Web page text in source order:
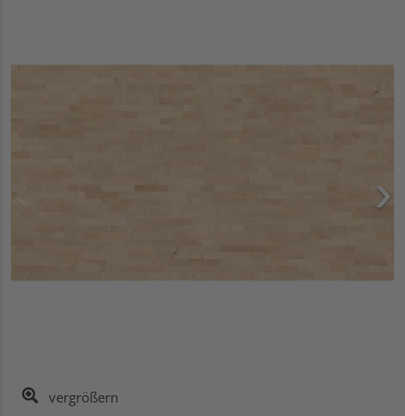
vergrößern